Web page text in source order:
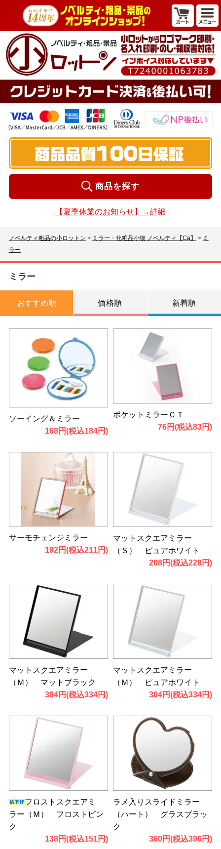
商品を探す
【夏季休業のお知らせ】→詳細
ノベルティ粗品の小ロットン > ミラー・化粧品小物 ノベルティ【Ca】 > ミ
ラー
ミラー
おすすめ順 価格順 新着順
ソーイング＆ミラー
168円(税込184円)
ポケットミラーＣＴ
76円(税込83円)
サーモチェンジミラー
192円(税込211円)
マットスクエアミラー
（Ｓ） ピュアホワイト
208円(税込228円)
マットスクエアミラー
（Ｍ） マットブラック
304円(税込334円)
マットスクエアミラー
（Ｍ） ピュアホワイト
304円(税込334円)
フロストスクエアミ
ラー（Ｍ） フロストピン
ク
138円(税込151円)
ラメ入りスライドミラー
（ハート） グラスブラッ
ク
360円(税込396円)